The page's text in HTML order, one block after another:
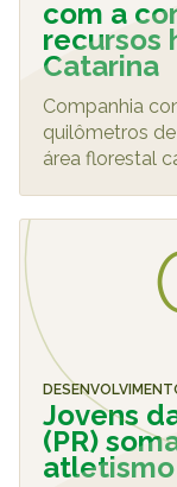
com a
recursos
Catarina
Companhia
quilômetros
área florestal
Jovens
(PR)
atletismo